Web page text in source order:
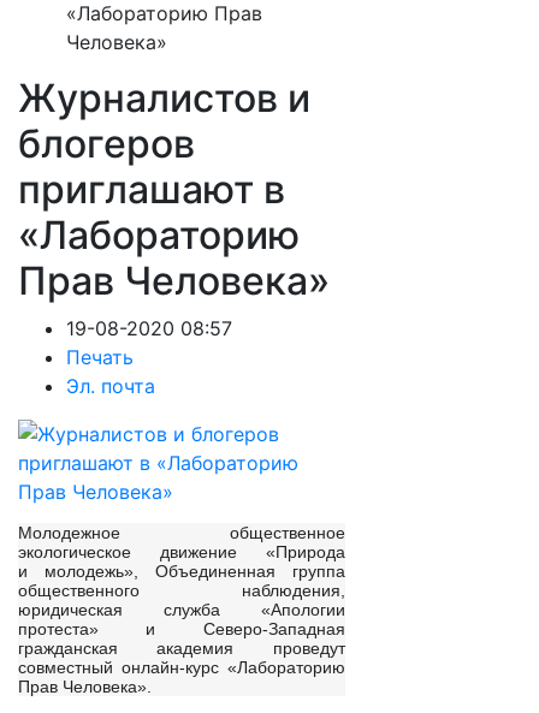
«Лабораторию Прав
Человека»
Журналистов и
блогеров
приглашают в
«Лабораторию
Прав Человека»
19-08-2020 08:57
Печать
Эл. почта
Молодежное общественное
экологическое движение «Природа
и молодежь», Объединенная группа
общественного наблюдения,
юридическая служба «Апологии
протеста» и Северо-Западная
гражданская академия проведут
совместный онлайн-курс «Лабораторию
Прав Человека».